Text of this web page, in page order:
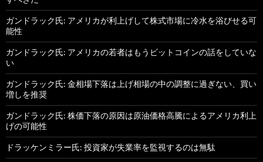
ガンドラック氏: アメリカが利上げして株式市場に冷水を浴びせる可
能性
ガンドラック氏: アメリカの若者はもうビットコインの話をしていな
い
ガンドラック氏: 金相場下落は上げ相場の中の調整に過ぎない、買い
増しを推奨
ガンドラック氏: 株価下落の原因は原油価格高騰によるアメリカ利上
げの可能性
ドラッケンミラー氏: 投資家が失業率を監視するのは無駄